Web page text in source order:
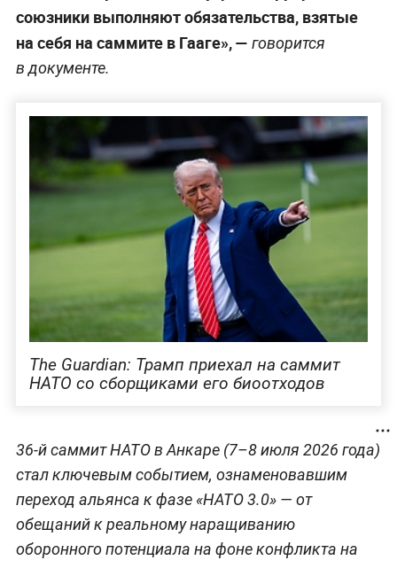
союзники выполняют обязательства, взятые
на себя на саммите в Гааге», — говорится
в документе.
The Guardian: Трамп приехал на саммит
НАТО со сборщиками его биоотходов
36-й саммит НАТО в Анкаре (7–8 июля 2026 года)
стал ключевым событием, ознаменовавшим
переход альянса к фазе «НАТО 3.0» — от
обещаний к реальному наращиванию
оборонного потенциала на фоне конфликта на